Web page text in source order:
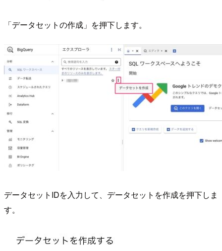
「データセットの作成」を押下します。
データセットIDを入力して、データセットを作成を押下しま
す。